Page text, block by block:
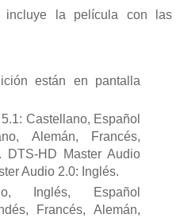
incluye la película con las
están en pantalla
Castellano, Español
Alemán, Francés,
DTS-HD Master Audio
Audio 2.0: Inglés.
Inglés, Español
Francés, Alemán,